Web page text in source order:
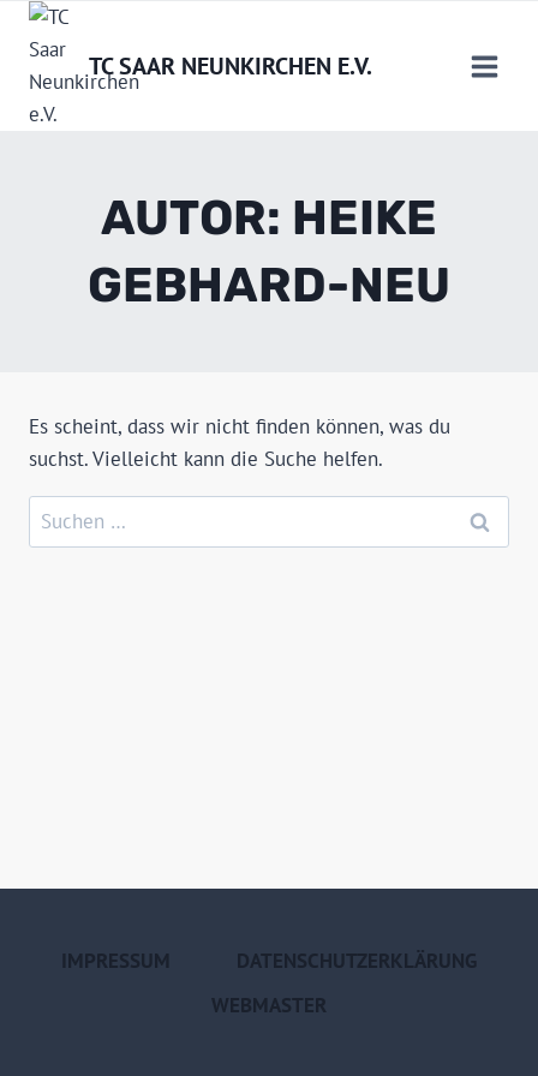
Zum
Inhalt
springen TC SAAR NEUNKIRCHEN E.V.
AUTOR: HEIKE
GEBHARD-NEU
Es scheint, dass wir nicht finden können, was du
suchst. Vielleicht kann die Suche helfen.
Suchen
nach:
IMPRESSUM
DATENSCHUTZERKLÄRUNG
WEBMASTER